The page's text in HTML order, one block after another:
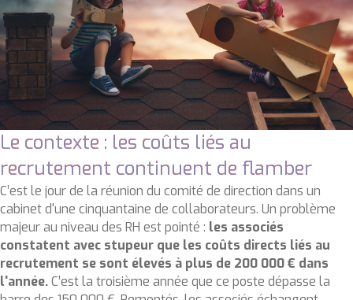
Le contexte : les coûts liés au
recrutement continuent de flamber
C’est le jour de la réunion du comité de direction dans un
cabinet d'une cinquantaine de collaborateurs. Un problème
majeur au niveau des RH est pointé : les associés
constatent avec stupeur que les coûts directs liés au
recrutement se sont élevés à plus de 200 000 € dans
l'année.C’est la troisième année que ce poste dépasse la